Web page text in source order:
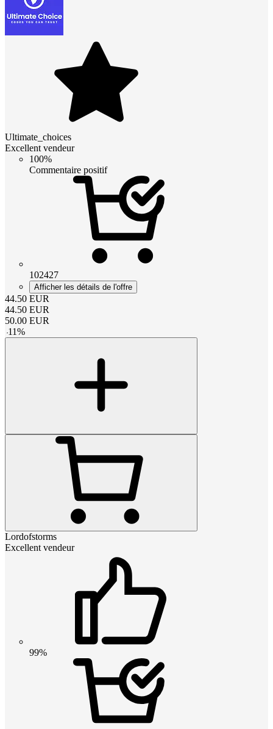
Ultimate_choices
Excellent vendeur
100%
Commentaire positif
102427
Afficher les détails de l'offre
44.50 EUR
44.50 EUR
50.00 EUR
-11%
Lordofstorms
Excellent vendeur
99%